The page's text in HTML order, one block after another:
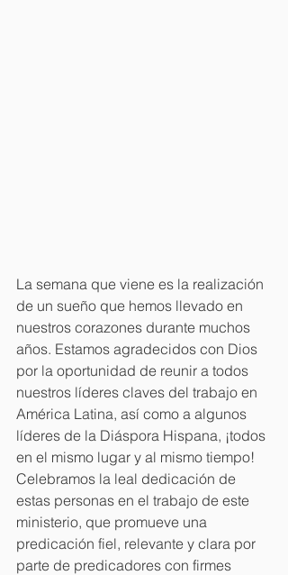
La semana que viene es la realización
de un sueño que hemos llevado en
nuestros corazones durante muchos
años. Estamos agradecidos con Dios
por la oportunidad de reunir a todos
nuestros líderes claves del trabajo en
América Latina, así como a algunos
líderes de la Diáspora Hispana, ¡todos
en el mismo lugar y al mismo tiempo!
Celebramos la leal dedicación de
estas personas en el trabajo de este
ministerio, que promueve una
predicación fiel, relevante y clara por
parte de predicadores con firmes